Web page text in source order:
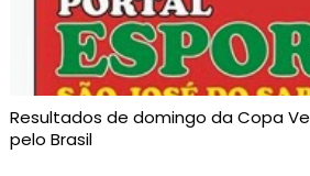
Resultados de domingo da Copa
pelo Brasil